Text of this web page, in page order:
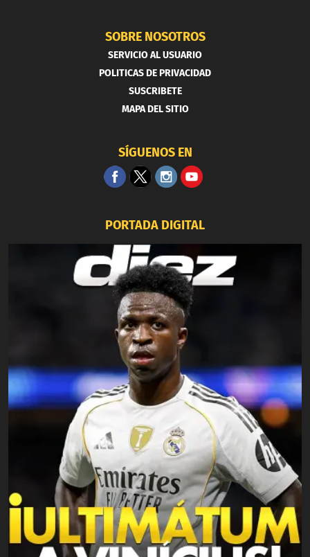
SOBRE NOSOTROS
SERVICIO AL USUARIO
POLITICAS DE PRIVACIDAD
SUSCRIBETE
MAPA DEL SITIO
SÍGUENOS EN
PORTADA DIGITAL